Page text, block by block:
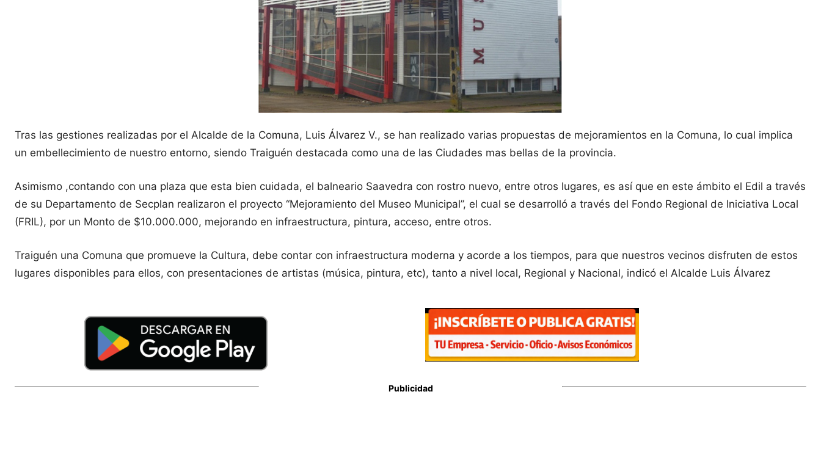
Tras las gestiones realizadas por el Alcalde de la Comuna, Luis Álvarez V., se han realizado varias propuestas de mejoramientos en la Comuna, lo cual implica
un embellecimiento de nuestro entorno, siendo Traiguén destacada como una de las Ciudades mas bellas de la provincia.
Asimismo ,contando con una plaza que esta bien cuidada, el balneario Saavedra con rostro nuevo, entre otros lugares, es así que en este ámbito el Edil a través
de su Departamento de Secplan realizaron el proyecto “Mejoramiento del Museo Municipal”, el cual se desarrolló a través del Fondo Regional de Iniciativa Local
(FRIL), por un Monto de $10.000.000, mejorando en infraestructura, pintura, acceso, entre otros.
Traiguén una Comuna que promueve la Cultura, debe contar con infraestructura moderna y acorde a los tiempos, para que nuestros vecinos disfruten de estos
lugares disponibles para ellos, con presentaciones de artistas (música, pintura, etc), tanto a nivel local, Regional y Nacional, indicó el Alcalde Luis Álvarez
Publicidad